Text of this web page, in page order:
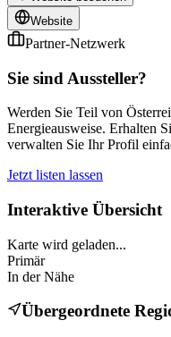
Website
Partner-Netzwerk
Sie sind Aussteller?
Werden Sie Teil von
Energieausweise. Erhalten
verwalten Sie Ihr Profil
Jetzt listen lassen
Interaktive Übersicht
Karte wird geladen...
Primär
In der Nähe
Übergeordnete